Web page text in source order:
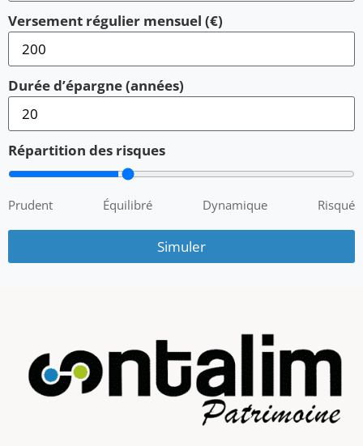
Versement régulier mensuel (€)
Durée d’épargne (années)
Répartition des risques
Prudent Équilibré Dynamique Risqué
Simuler